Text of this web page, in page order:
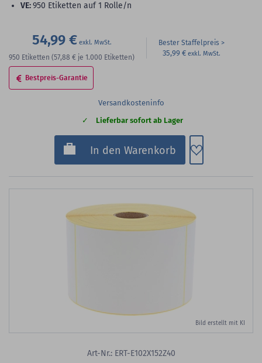
VE:950 Etiketten auf 1 Rolle/n
54,99 €
950 Etiketten (57,88 € je 1.000 Etiketten)
Bester Staffelpreis
35,99 €
Bestpreis-Garantie
Versandkosteninfo
Lieferbar sofort ab Lager
In den Warenkorb Zum
Bild erstellt mit KI
Art-Nr.: ERT-E102X152Z40